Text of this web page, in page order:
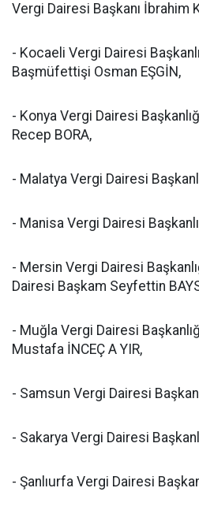
Vergi Dairesi Başkanı İbrahim
- Kocaeli Vergi Dairesi
Başmüfettişi Osman EŞGİN,
- Konya Vergi Dairesi
Recep BORA,
- Malatya Vergi Dairesi
- Manisa Vergi Dairesi
- Mersin Vergi Dairesi
Dairesi Başkam Seyfettin
- Muğla Vergi Dairesi
Mustafa İNCEÇ A YIR,
- Samsun Vergi Dairesi
- Sakarya Vergi Dairesi
- Şanlıurfa Vergi Dairesi